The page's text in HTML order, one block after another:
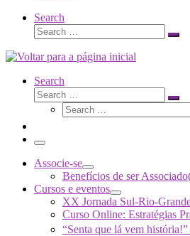
Search
Search
Search
Search
Search
Menu
Associe-se
Benefícios de ser
Cursos e eventos
XX Jornada Sul-Rio-
Curso Online: Estratégias
“Senta que lá vem